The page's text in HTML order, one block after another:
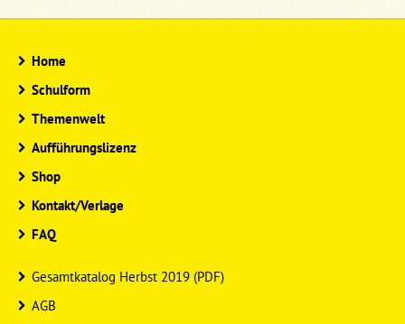
Home
Schulform
Themenwelt
Aufführungslizenz
Shop
Kontakt/Verlage
FAQ
Gesamtkatalog Herbst 2019 (PDF)
AGB